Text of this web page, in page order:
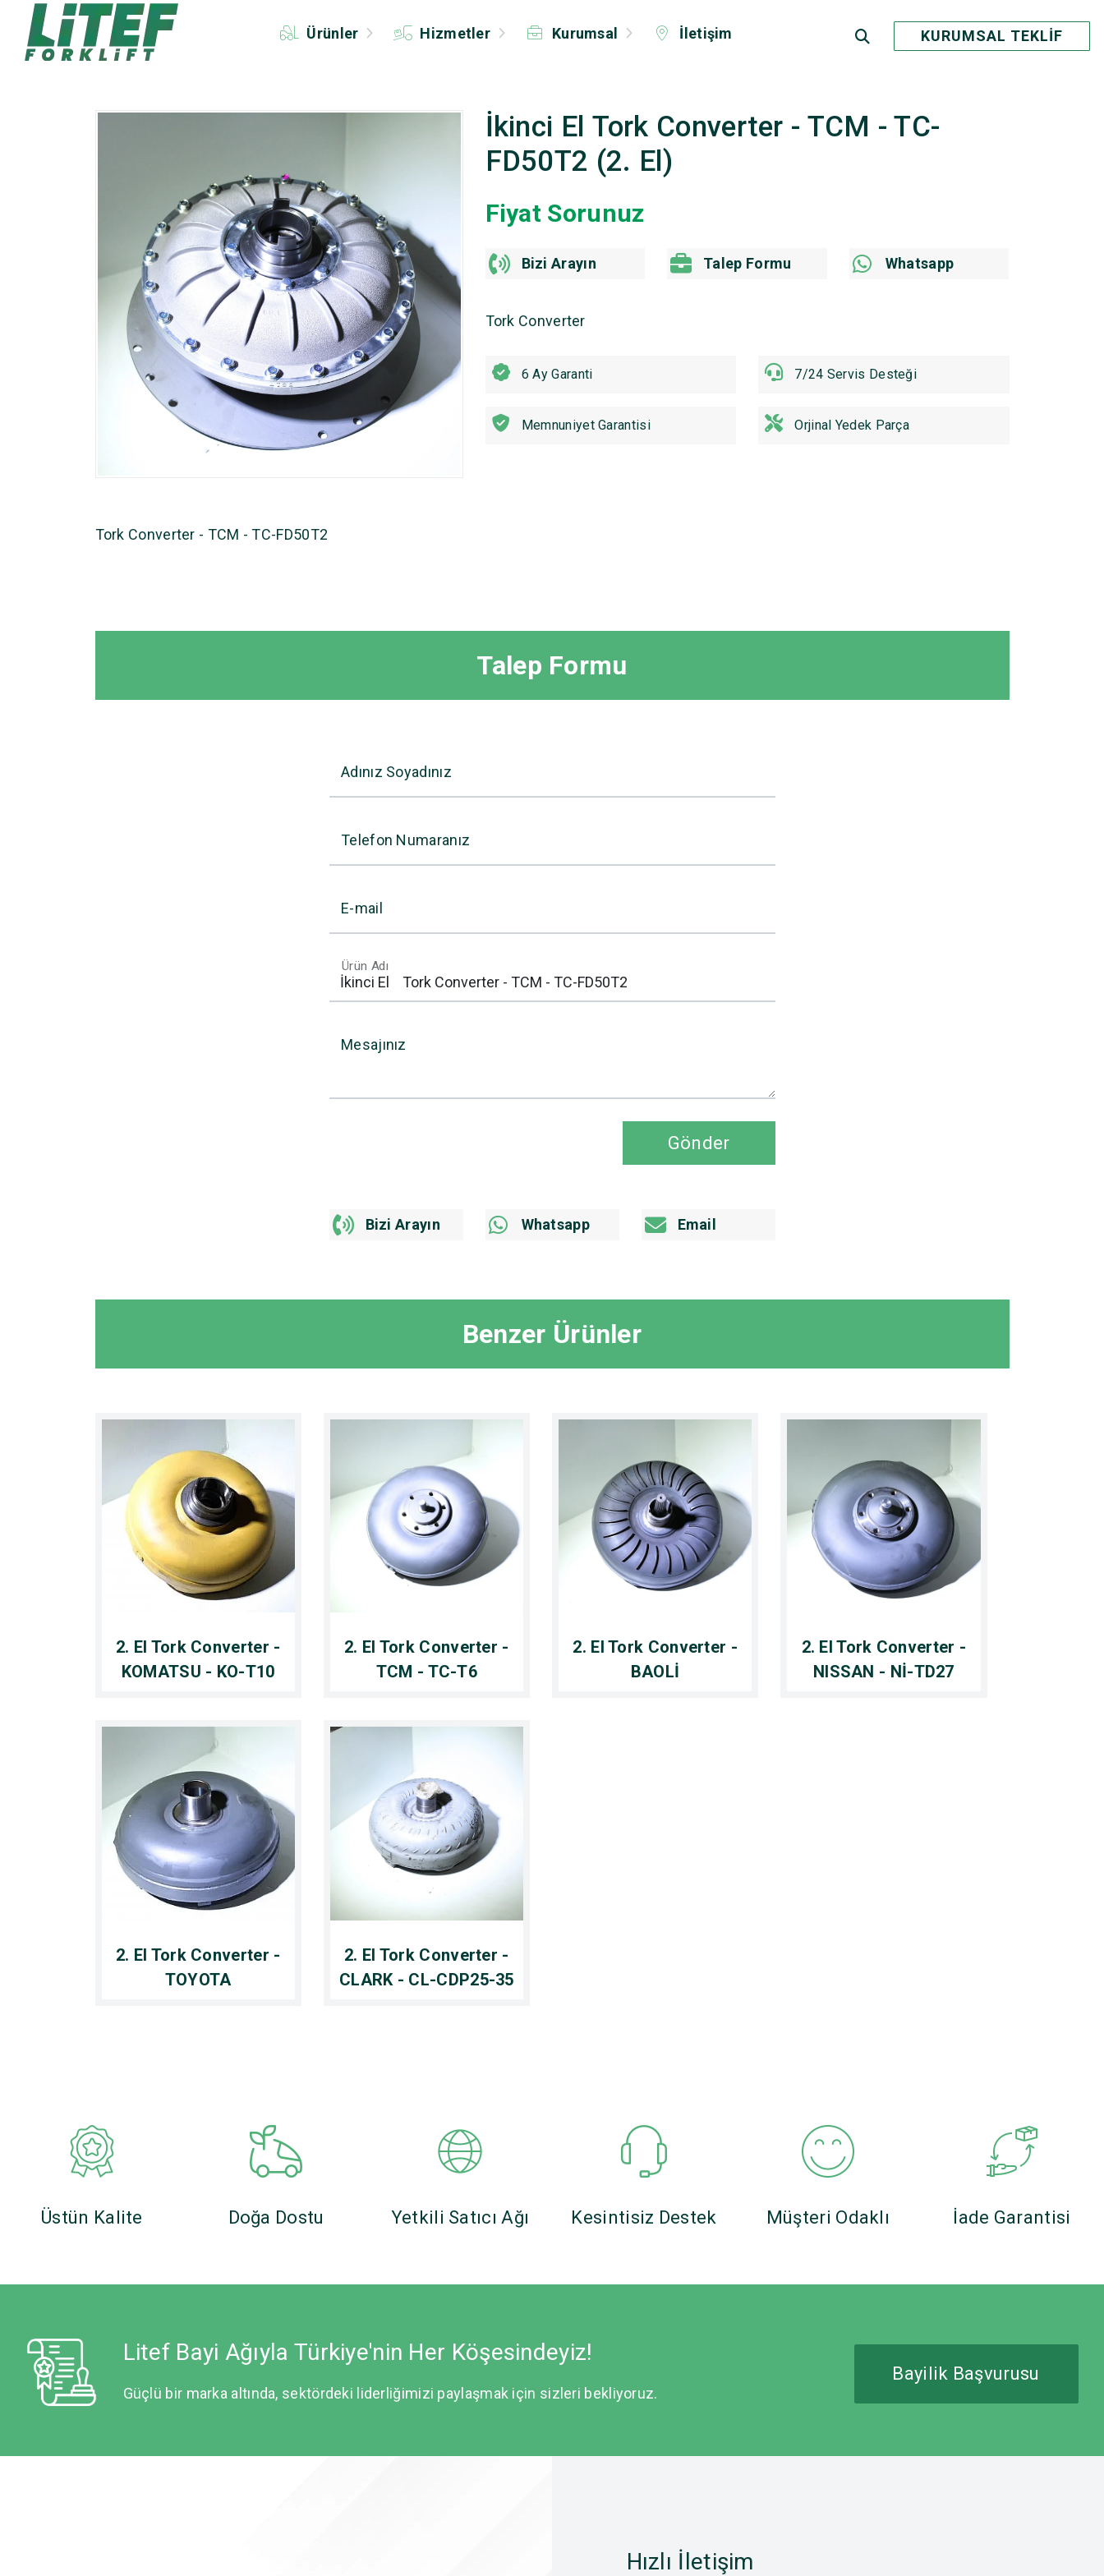
Ürünler Hizmetler Kurumsal İletişim KURUMSAL TEKLİF
İkinci El Tork Converter - TCM - TC-
FD50T2 (2. El)
Fiyat Sorunuz
Bizi Arayın Talep Formu Whatsapp
Tork Converter
6 Ay Garanti 7/24 Servis Desteği
Memnuniyet Garantisi Orjinal Yedek Parça
Tork Converter - TCM - TC-FD50T2
Talep Formu
Adınız Soyadınız
Telefon Numaranız
E-mail
Ürün Adı
Mesajınız
Gönder
Bizi Arayın Whatsapp Email
Benzer Ürünler
2. El Tork Converter -
KOMATSU - KO-T10
2. El Tork Converter -
TCM - TC-T6
2. El Tork Converter -
BAOLİ
2. El Tork Converter -
NISSAN - Nİ-TD27
2. El Tork Converter -
TOYOTA
2. El Tork Converter -
CLARK - CL-CDP25-35
Üstün Kalite Doğa Dostu Yetkili Satıcı Ağı Kesintisiz Destek Müşteri Odaklı İade Garantisi
Litef Bayi Ağıyla Türkiye'nin Her Köşesindeyiz!
Güçlü bir marka altında, sektördeki liderliğimizi paylaşmak için sizleri bekliyoruz.
Bayilik Başvurusu
Hızlı İletişim